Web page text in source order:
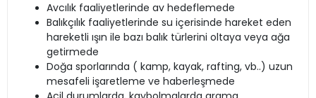
Avcılık faaliyetlerinde av hedeflemede
Balıkçılık faaliyetlerinde su içerisinde hareket eden
hareketli ışın ile bazı balık türlerini oltaya veya ağa
getirmede
Doğa sporlarında ( kamp, kayak, rafting, vb..) uzun
mesafeli işaretleme ve haberleşmede